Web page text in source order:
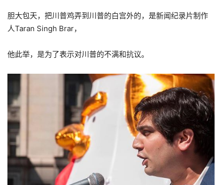
胆大包天，把川普鸡弄到川普的白宫外的，是新闻纪录片制作
人Taran Singh Brar，
他此举，是为了表示对川普的不满和抗议。